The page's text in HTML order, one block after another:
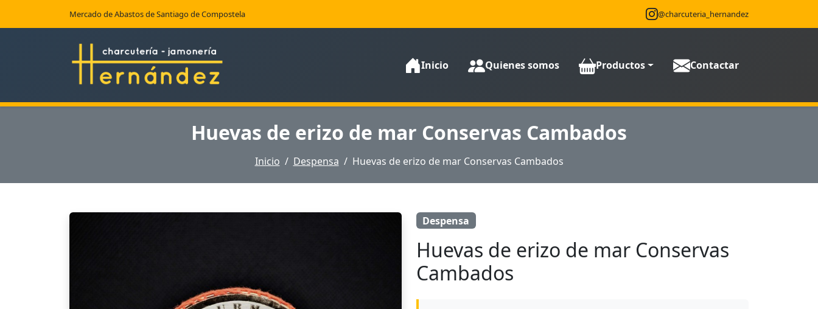
Mercado de Abastos de Santiago de Compostela @charcuteria_hernandez
Inicio Quienes somos Productos Contactar
Huevas de erizo de mar Conservas Cambados
Inicio Despensa Huevas de erizo de mar Conservas Cambados
Despensa
Huevas de erizo de mar Conservas
Cambados